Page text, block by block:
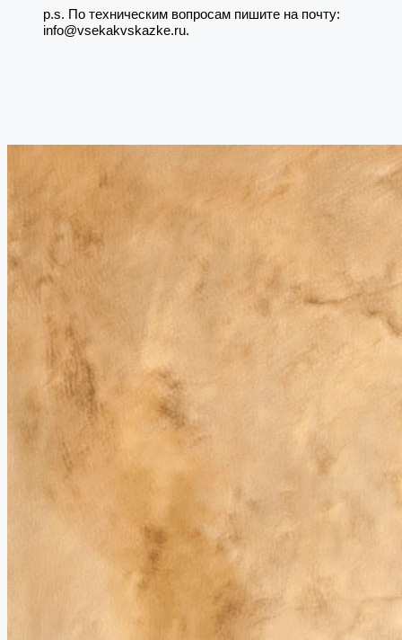
p.s. По техническим вопросам пишите на почту:
info@vsekakvskazke.ru.